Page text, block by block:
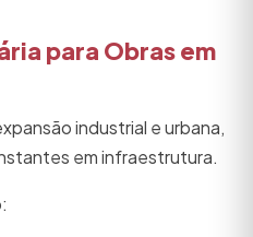
para Obras em
industrial e urbana,
em infraestrutura.